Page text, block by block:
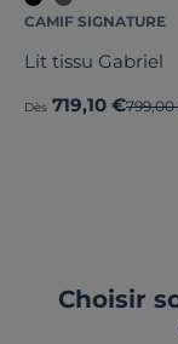
CAMIF SIGNATURE
Lit tissu Gabriel
Dès 719,10 €
Choisir